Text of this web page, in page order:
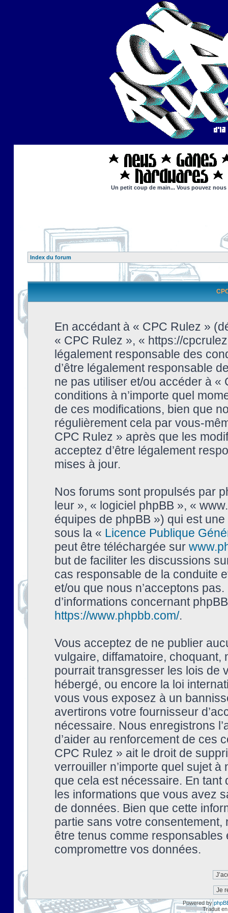
Un petit coup de main... Vous pouvez
Index du forum
En accédant à « CPC Rulez »
« CPC Rulez », « https://
légalement responsable des
d’être légalement responsable
ne pas utiliser et/ou accéder à
conditions à n’importe quel
de ces modifications, bien que
régulièrement cela par vous-
CPC Rulez » après que les
acceptez d’être légalement
mises à jour.
Nos forums sont propulsés par
leur », « logiciel phpBB », «
équipes de phpBB ») qui est
sous la « Licence Publique
peut être téléchargée sur
but de faciliter les discussions
cas responsable de la conduite
et/ou que nous n’acceptons
d’informations concernant
https://www.phpbb.com/.
Vous acceptez de ne publier
vulgaire, diffamatoire, choquant,
pourrait transgresser les lois de
hébergé, ou encore la loi
vous vous exposez à un
avertirons votre fournisseur
nécessaire. Nous enregistrons
d’aider au renforcement de ces
CPC Rulez » ait le droit de
verrouiller n’importe quel sujet à
que cela est nécessaire. En tant
les informations que vous avez
de données. Bien que cette
partie sans votre
être tenus comme
compromettre vos données.
Powered by
Traduit